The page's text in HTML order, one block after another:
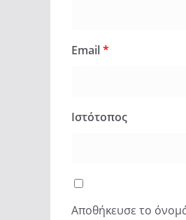
Email*
Ιστότοπος
Αποθήκευσε το